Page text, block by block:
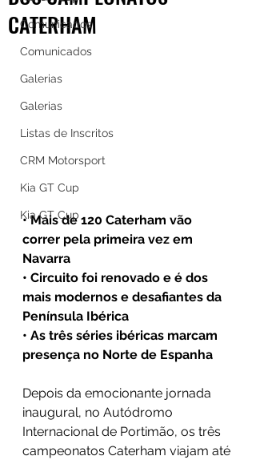
Comunicados
Comunicados
Galerias
Galerias
Listas de Inscritos
CRM Motorsport
Kia GT Cup
Kia GT Cup
CATERHAM
• Mais de 120 Caterham vão
correr pela primeira vez em
Navarra
• Circuito foi renovado e é dos
mais modernos e desafiantes da
Península Ibérica
• As três séries ibéricas marcam
presença no Norte de Espanha
Depois da emocionante jornada
inaugural, no Autódromo
Internacional de Portimão, os três
campeonatos Caterham viajam até